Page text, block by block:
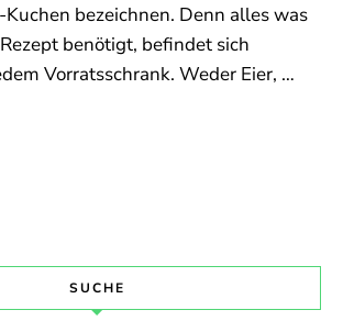
bezeichnen. Denn alles was
benötigt, befindet sich
Vorratsschrank. Weder Eier, …
SUCHE